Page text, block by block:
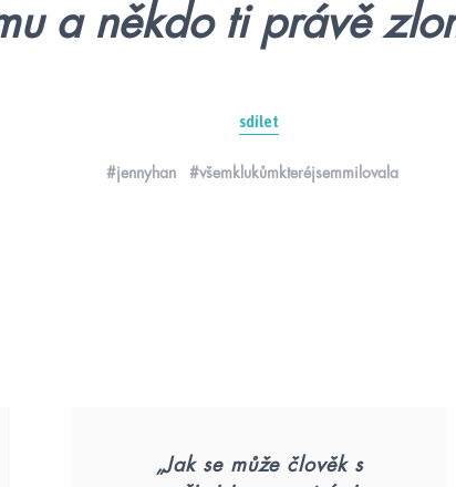
a někdo ti právě
sdílet
#jennyhan #všemklukůmkteréjsemmilovala
„Jak se může člověk s